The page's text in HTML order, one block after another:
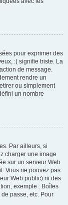
pour exprimer des
:( signifie triste. La
de message.
rendre un
ou simplement
un nombre
Par ailleurs, si
charger une image
sur un serveur Web
Vous ne pouvez pas
Web public) ni des
exemple : Boîtes
passe, etc. Pour